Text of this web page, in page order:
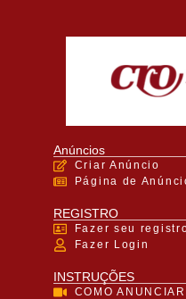
Anúncios
Criar Anúncio
Página de
REGISTRO
Fazer seu
Fazer Login
INSTRUÇÕES
COMO ANUNCIAR